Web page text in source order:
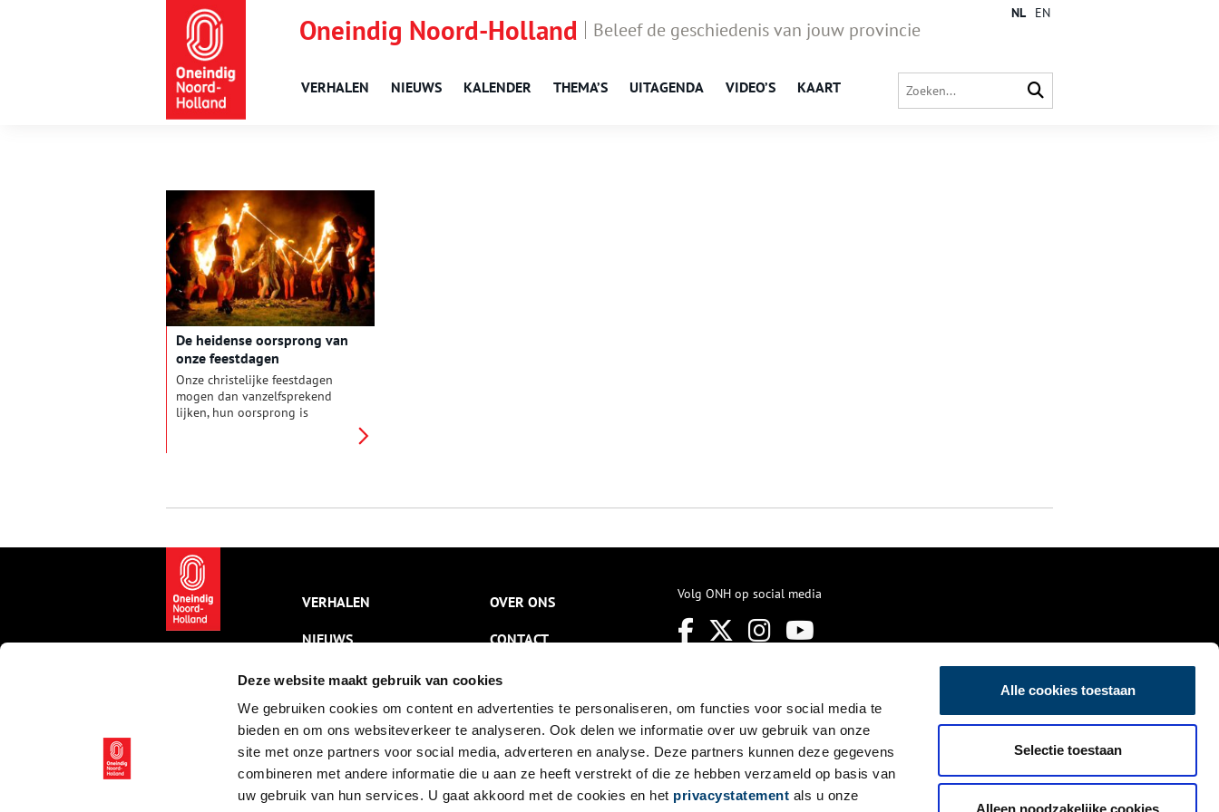
Deze website maakt gebruik van cookies
We gebruiken cookies om content en advertenties te personaliseren, om functies voor social media te
bieden en om ons websiteverkeer te analyseren. Ook delen we informatie over uw gebruik van onze
site met onze partners voor social media, adverteren en analyse. Deze partners kunnen deze gegevens
combineren met andere informatie die u aan ze heeft verstrekt of die ze hebben verzameld op basis van
uw gebruik van hun services. U gaat akkoord met de cookies en het privacystatement als u onze
Alle cookies toestaan
Selectie toestaan
Alleen noodzakelijke cookies
Oneindig Noord-Holland Beleef de geschiedenis van jouw provincie
VERHALEN NIEUWS KALENDER THEMA’S UITAGENDA VIDEO’S KAART
NL EN
De heidense oorsprong van
onze feestdagen
Onze christelijke feestdagen
mogen dan vanzelfsprekend
lijken, hun oorsprong is
ontstaan uit heidense
bestaande feesten een
christelijk tintje te geven.
VERHALEN
NIEUWS
KALENDER
THEMA’S
ACTIVITEITEN
VIDEO’S
OVER ONS
CONTACT
NIEUWSBRIEF
DISCLAIMER
PRIVACY
TOEGANKELIJKHEID
Volg ONH op social media